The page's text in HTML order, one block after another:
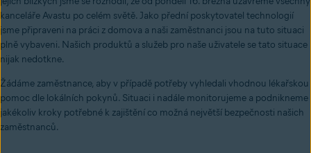
kanceláře Avastu po celém světě. Jako přední poskytovatel technologií
jsme připraveni na práci z domova a naši zaměstnanci jsou na tuto situaci
plně vybaveni. Našich produktů a služeb pro naše uživatele se tato situace
nijak nedotkne.
Žádáme zaměstnance, aby v případě potřeby vyhledali vhodnou lékařskou
pomoc dle lokálních pokynů. Situaci i nadále monitorujeme a podnikneme
jakékoliv kroky potřebné k zajištění co možná největší bezpečnosti našich
zaměstnanců.